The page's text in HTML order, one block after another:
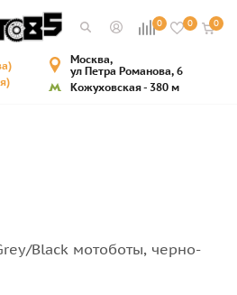
0 0 0
Москва,
ул Петра Романова, 6
Кожуховская - 380 м
Black мотоботы, черно-